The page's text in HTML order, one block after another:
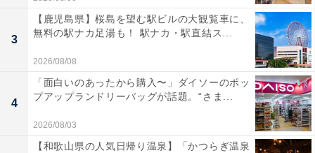
3
【鹿児島県】桜島を望む駅ビルの大観覧車に、
無料の駅ナカ足湯も！ 駅ナカ・駅直結ス...
2026/08/08
4
「面白いのあったから購入〜」ダイソーのポッ
プアップランドリーバッグが話題。“さま...
2026/08/03
【和歌山県の人気日帰り温泉】「かつらぎ温泉